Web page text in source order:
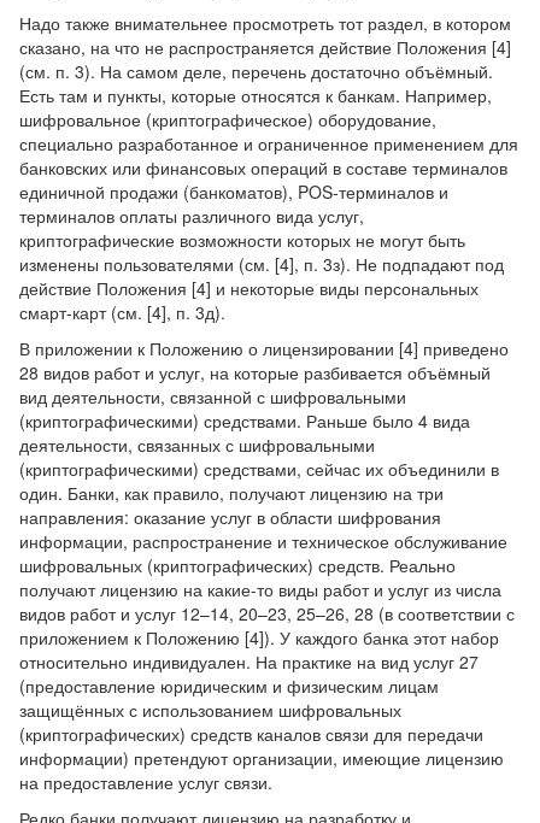
Надо также внимательнее просмотреть тот раздел, в котором
сказано, на что не распространяется действие Положения [4]
(см. п. 3). На самом деле, перечень достаточно объёмный.
Есть там и пункты, которые относятся к банкам. Например,
шифровальное (криптографическое) оборудование,
специально разработанное и ограниченное применением для
банковских или финансовых операций в составе терминалов
единичной продажи (банкоматов), POS-терминалов и
терминалов оплаты различного вида услуг,
криптографические возможности которых не могут быть
изменены пользователями (см. [4], п. 3з). Не подпадают под
действие Положения [4] и некоторые виды персональных
смарт-карт (см. [4], п. 3д).
В приложении к Положению о лицензировании [4] приведено
28 видов работ и услуг, на которые разбивается объёмный
вид деятельности, связанной с шифровальными
(криптографическими) средствами. Раньше было 4 вида
деятельности, связанных с шифровальными
(криптографическими) средствами, сейчас их объединили в
один. Банки, как правило, получают лицензию на три
направления: оказание услуг в области шифрования
информации, распространение и техническое обслуживание
шифровальных (криптографических) средств. Реально
получают лицензию на какие-то виды работ и услуг из числа
видов работ и услуг 12–14, 20–23, 25–26, 28 (в соответствии с
приложением к Положению [4]). У каждого банка этот набор
относительно индивидуален. На практике на вид услуг 27
(предоставление юридическим и физическим лицам
защищённых с использованием шифровальных
(криптографических) средств каналов связи для передачи
информации) претендуют организации, имеющие лицензию
на предоставление услуг связи.
Редко банки получают лицензию на разработку и